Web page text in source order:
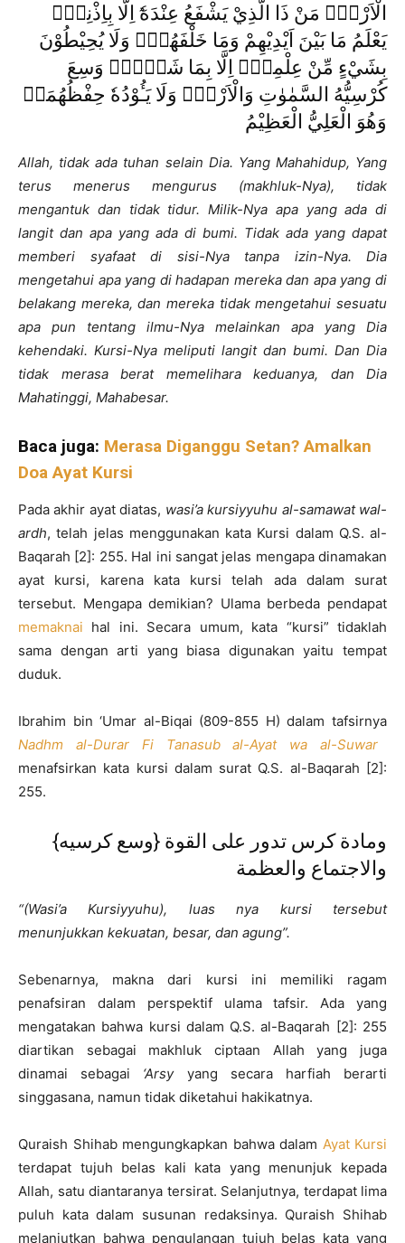
الْاَرْضِۗ مَنْ ذَا الَّذِيْ يَشْفَعُ عِنْدَهٗٓ اِلَّا بِاِذْنِهٖۗ
يَعْلَمُ مَا بَيْنَ اَيْدِيْهِمْ وَمَا خَلْفَهُمْۚ وَلَا يُحِيْطُوْنَ
بِشَيْءٍ مِّنْ عِلْمِهٖٓ اِلَّا بِمَا شَاۤءَۚ وَسِعَ
كُرْسِيُّهُ السَّمٰوٰتِ وَالْاَرْضَۚ وَلَا يَـُٔوْدُهٗ حِفْظُهُمَاۚ
وَهُوَ الْعَلِيُّ الْعَظِيْمُ
Allah, tidak ada tuhan selain Dia. Yang Mahahidup, Yang
terus menerus mengurus (makhluk-Nya), tidak
mengantuk dan tidak tidur. Milik-Nya apa yang ada di
langit dan apa yang ada di bumi. Tidak ada yang dapat
memberi syafaat di sisi-Nya tanpa izin-Nya. Dia
mengetahui apa yang di hadapan mereka dan apa yang di
belakang mereka, dan mereka tidak mengetahui sesuatu
apa pun tentang ilmu-Nya melainkan apa yang Dia
kehendaki. Kursi-Nya meliputi langit dan bumi. Dan Dia
tidak merasa berat memelihara keduanya, dan Dia
Mahatinggi, Mahabesar.
Baca juga: Merasa Diganggu Setan? Amalkan
Doa Ayat Kursi
Pada akhir ayat diatas, wasi’a kursiyyuhu al-samawat wal-
ardh, telah jelas menggunakan kata Kursi dalam Q.S. al-
Baqarah [2]: 255. Hal ini sangat jelas mengapa dinamakan
ayat kursi, karena kata kursi telah ada dalam surat
tersebut. Mengapa demikian? Ulama berbeda pendapat
memaknai hal ini. Secara umum, kata “kursi” tidaklah
sama dengan arti yang biasa digunakan yaitu tempat
duduk.
Ibrahim bin ‘Umar al-Biqai (809-855 H) dalam tafsirnya
Nadhm al-Durar Fi Tanasub al-Ayat wa al-Suwar
menafsirkan kata kursi dalam surat Q.S. al-Baqarah [2]:
255.
{وسع كرسيه} ومادة كرس تدور على القوة
والاجتماع والعظمة
“(Wasi’a Kursiyyuhu), luas nya kursi tersebut
menunjukkan kekuatan, besar, dan agung”.
Sebenarnya, makna dari kursi ini memiliki ragam
penafsiran dalam perspektif ulama tafsir. Ada yang
mengatakan bahwa kursi dalam Q.S. al-Baqarah [2]: 255
diartikan sebagai makhluk ciptaan Allah yang juga
dinamai sebagai ‘Arsyyang secara harfiah berarti
singgasana, namun tidak diketahui hakikatnya.
Quraish Shihab mengungkapkan bahwa dalam Ayat Kursi
terdapat tujuh belas kali kata yang menunjuk kepada
Allah, satu diantaranya tersirat. Selanjutnya, terdapat lima
puluh kata dalam susunan redaksinya. Quraish Shihab
melanjutkan bahwa pengulangan tujuh belas kata yang